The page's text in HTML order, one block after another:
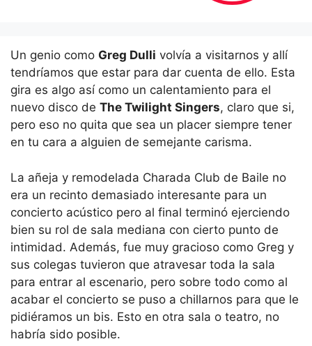
Un genio como Greg Dulli volvía a visitarnos y allí
tendríamos que estar para dar cuenta de ello. Esta
gira es algo así como un calentamiento para el
nuevo disco de The Twilight Singers, claro que si,
pero eso no quita que sea un placer siempre tener
en tu cara a alguien de semejante carisma.
La añeja y remodelada Charada Club de Baile no
era un recinto demasiado interesante para un
concierto acústico pero al final terminó ejerciendo
bien su rol de sala mediana con cierto punto de
intimidad. Además, fue muy gracioso como Greg y
sus colegas tuvieron que atravesar toda la sala
para entrar al escenario, pero sobre todo como al
acabar el concierto se puso a chillarnos para que le
pidiéramos un bis. Esto en otra sala o teatro, no
habría sido posible.